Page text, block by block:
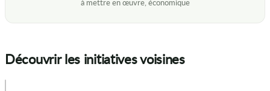
Découvrir les initiatives voisines